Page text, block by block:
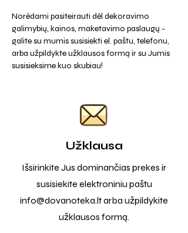
Norėdami pasiteirauti dėl dekoravimo
galimybių, kainos, maketavimo paslaugų -
galite su mumis susisiekti el. paštu, telefonu,
arba užpildykte užklausos formą ir su Jumis
susisieksime kuo skubiau!
Užklausa
Išsirinkite Jus dominančias prekes ir
susisiekite elektroniniu paštu
info@dovanoteka.ltarba užpildykite
užklausos formą.